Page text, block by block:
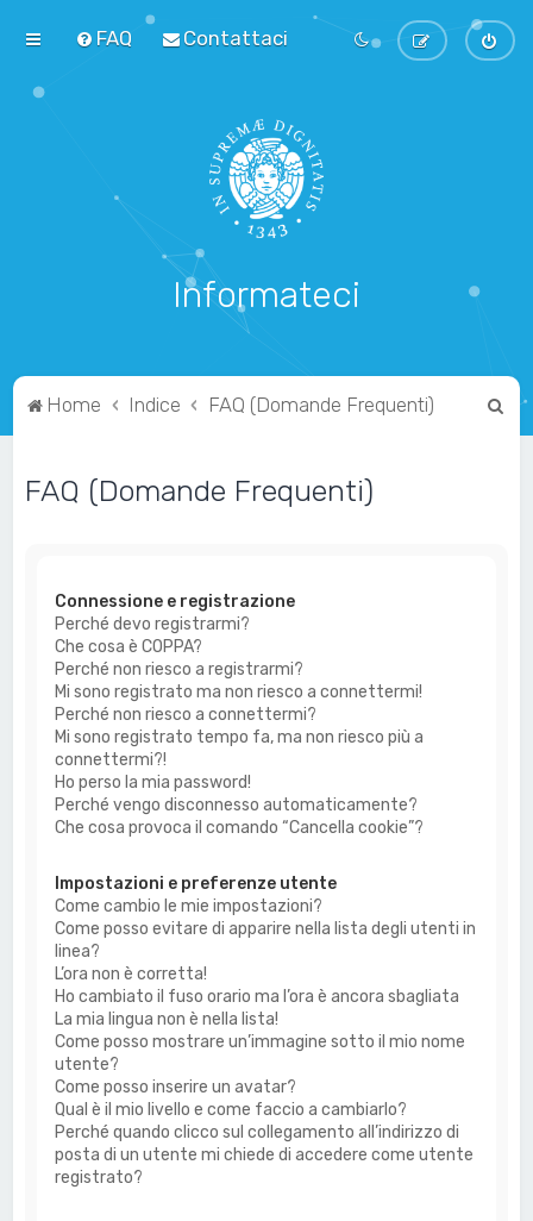
FAQ Contattaci
Informateci
Home Indice FAQ (Domande Frequenti)
FAQ (Domande Frequenti)
Connessione e registrazione
Perché devo registrarmi?
Che cosa è COPPA?
Perché non riesco a registrarmi?
Mi sono registrato ma non riesco a connettermi!
Perché non riesco a connettermi?
Mi sono registrato tempo fa, ma non riesco più a
connettermi?!
Ho perso la mia password!
Perché vengo disconnesso automaticamente?
Che cosa provoca il comando “Cancella cookie”?
Impostazioni e preferenze utente
Come cambio le mie impostazioni?
Come posso evitare di apparire nella lista degli utenti in
linea?
L’ora non è corretta!
Ho cambiato il fuso orario ma l’ora è ancora sbagliata
La mia lingua non è nella lista!
Come posso mostrare un’immagine sotto il mio nome
utente?
Come posso inserire un avatar?
Qual è il mio livello e come faccio a cambiarlo?
Perché quando clicco sul collegamento all’indirizzo di
posta di un utente mi chiede di accedere come utente
registrato?